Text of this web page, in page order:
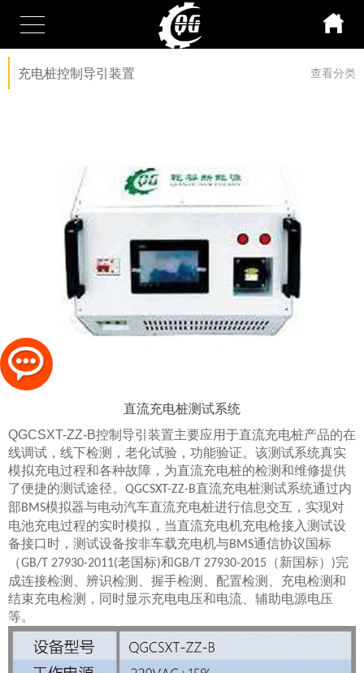
充电桩控制导引装置 查看分类
直流充电桩测试系统
QGCSXT-ZZ-B控制导引装置主要应用于直流充电桩产品的在
线调试，线下检测，老化试验，功能验证。该测试系统真实
模拟充电过程和各种故障，为直流充电桩的检测和维修提供
了便捷的测试途径。 QGCSXT-ZZ-B直流充电桩测试系统通过内
部BMS模拟器与电动汽车直流充电桩进行信息交互，实现对
电池充电过程的实时模拟，当直流充电机充电枪接入测试设
备接口时，测试设备按非车载充电机与BMS通信协议国标
（GB/T 27930-2011(老国标)和GB/T 27930-2015 （新国标） )完
成连接检测、辨识检测、握手检测、配置检测、充电检测和
结束充电检测，同时显示充电电压和电流、辅助电源电压
等。